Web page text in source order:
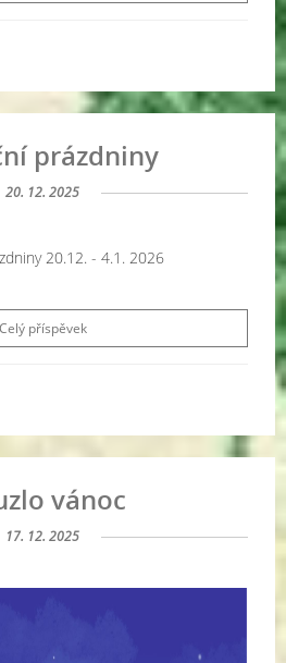
prázdniny
20. 12. 2025
20.12. - 4.1. 2026
Celý příspěvek
vánoc
17. 12. 2025